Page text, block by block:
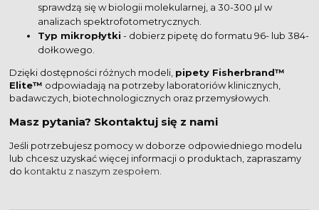
sprawdzą się w biologii molekularnej, a 30-300 µl w
analizach spektrofotometrycznych.
Typ mikropłytki - dobierz pipetę do formatu 96- lub 384-
dołkowego.
Dzięki dostępności różnych modeli, pipety Fisherbrand™
Elite™ odpowiadają na potrzeby laboratoriów klinicznych,
badawczych, biotechnologicznych oraz przemysłowych.
Masz pytania? Skontaktuj się z nami
Jeśli potrzebujesz pomocy w doborze odpowiedniego modelu
lub chcesz uzyskać więcej informacji o produktach, zapraszamy
do kontaktu z naszym zespołem